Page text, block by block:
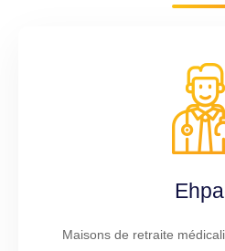
Maisons de retraite